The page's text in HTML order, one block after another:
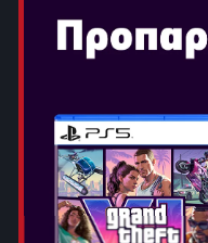
ΣΥΝΟΨΗ
Hunter™. Κυκλοφορεί
PlayStation®5, Xbox
τελευταία προσθήκη
op action RPGs
τεράτων σε νέα,